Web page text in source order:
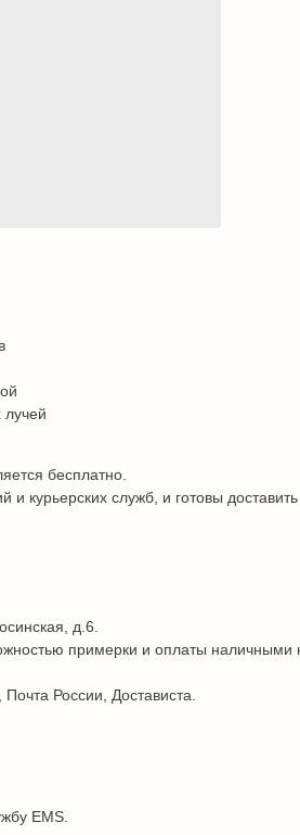
бесплатно.
курьерских служб, и готовы
д.6.
примерки и оплаты наличными
России, Достависта.
EMS.